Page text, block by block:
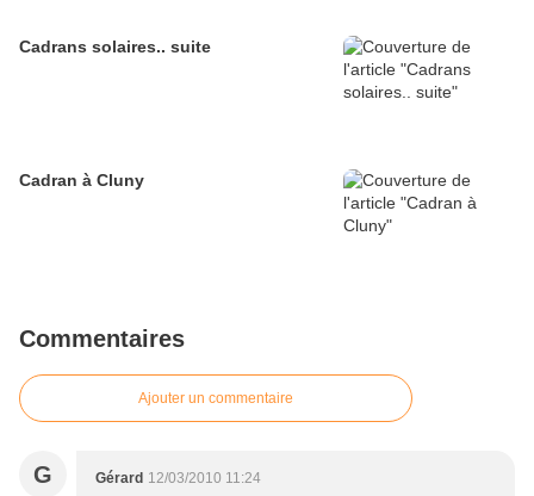
Cadrans solaires.. suite
Cadran à Cluny
Commentaires
Ajouter un commentaire
G Gérard 12/03/2010 11:24